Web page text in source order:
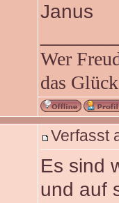
Janus
Wer
das
Verfasst
Es sind
und auf